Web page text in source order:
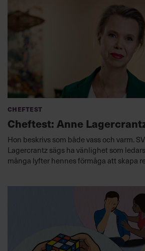
Cheftest
Cheftest: Anne
Hon beskrivs som både vass och varm.
Lagercrantz sägs ha vänlighet som
många lyfter hennes förmåga att skapa